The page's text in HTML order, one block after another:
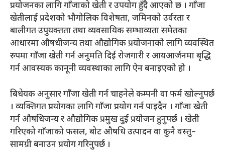
प्रयोजनका लागि गाँजाको खेती र उपयोग हुँदै आएको छ । गाँजा
खेतीलाई प्रदेशको भौगोलिक विशेषता, जमिनको उर्वरता र
बालीगत उपुयक्तता तथा व्यवसायिक सम्भाव्यता समेतका
आधारमा औषधीजन्य तथा औद्योगिक प्रयोजनाको लागि व्यवस्थित
रुपमा गाँजा खेती गर्न अनुमति दिई रोजगारी र आयआर्जनमा बृद्धि
गर्न आवस्यक कानूनी व्यवस्थाका लागि ऐन बनाइएको हो ।
बिधेयक अनुसार गाँजा खेती गर्न चाहनेले कम्पनी वा फर्म खोल्नुपर्छ
। व्यक्तिगत प्रयोगका लागि गाँजा प्रयोग गर्न पाइदैन । गाँजा खेती
गर्न औषधिजन्य र औद्योगिक प्रमुख दुई प्रयोजन हुनुपर्छ । खेती
गरिएको गाँजाको फसल, बोट औषधि उत्पादन वा कुनै वस्तु–
सामग्री बनाउन प्रयोग गरिनुपर्छ ।